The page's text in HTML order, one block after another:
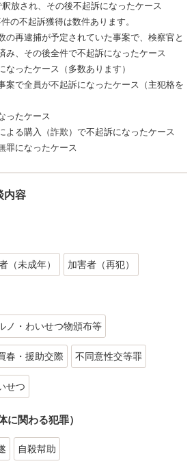
釈放され、その後不起訴になったケース
起訴獲得は数件あります。
の再逮捕が予定されていた事案で、検察官と
み、その後全件で不起訴になったケース
なったケース（多数あります）
案で全員が不起訴になったケース（主犯格を
ったケース
よる購入（詐欺）で不起訴になったケース
罪になったケース
内容
（未成年） 加害者（再犯）
ノ・わいせつ物頒布等
春・援助交際 不同意性交等罪
せつ
に関わる犯罪）
自殺幇助